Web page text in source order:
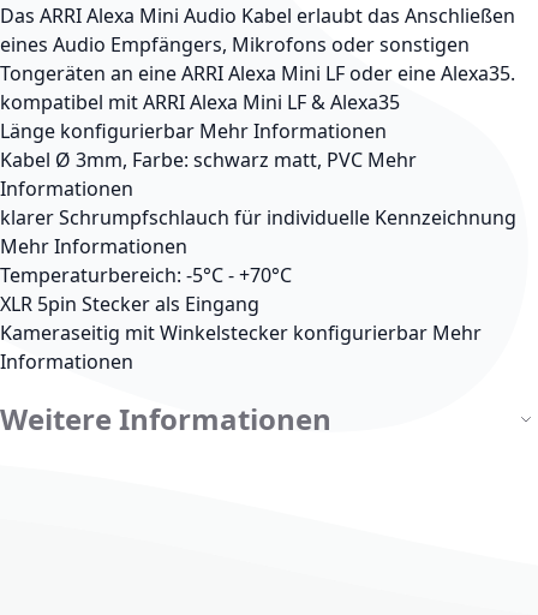
Das ARRI Alexa Mini Audio Kabel erlaubt das Anschließen
eines Audio Empfängers, Mikrofons oder sonstigen
Tongeräten an eine ARRI Alexa Mini LF oder eine Alexa35.
kompatibel mit ARRI Alexa Mini LF & Alexa35
Länge konfigurierbar Mehr Informationen
Kabel Ø 3mm, Farbe: schwarz matt, PVC Mehr
Informationen
klarer Schrumpfschlauch für individuelle Kennzeichnung
Mehr Informationen
Temperaturbereich: -5°C - +70°C
XLR 5pin Stecker als Eingang
Kameraseitig mit Winkelstecker konfigurierbar Mehr
Informationen
Weitere Informationen